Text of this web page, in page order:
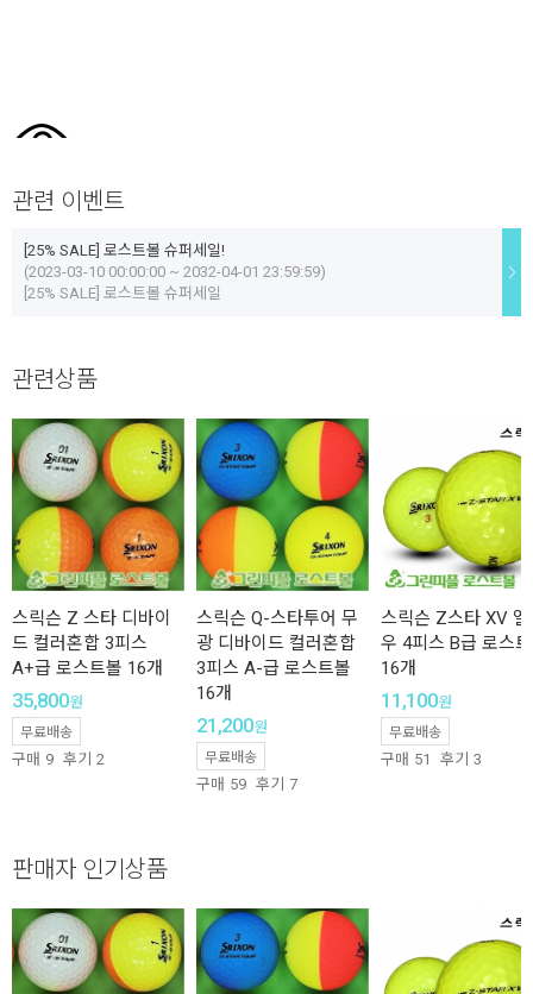
관련 이벤트
[25% SALE] 로스트볼 슈퍼세일!
(2023-03-10 00:00:00 ~ 2032-04-01 23:59:59)
[25% SALE] 로스트볼 슈퍼세일
관련상품
스릭슨 Z 스타 디바이
드 컬러혼합 3피스
A+급 로스트볼 16개
35,800원
무료배송
구매 9 후기 2
스릭슨 Q-스타투어 무
광 디바이드 컬러혼합
3피스 A-급 로스트볼
16개
21,200원
무료배송
구매 59 후기 7
스릭슨 Z스타 XV 옐
우 4피스 B급 로스
16개
11,100원
무료배송
구매 51 후기 3
판매자 인기상품